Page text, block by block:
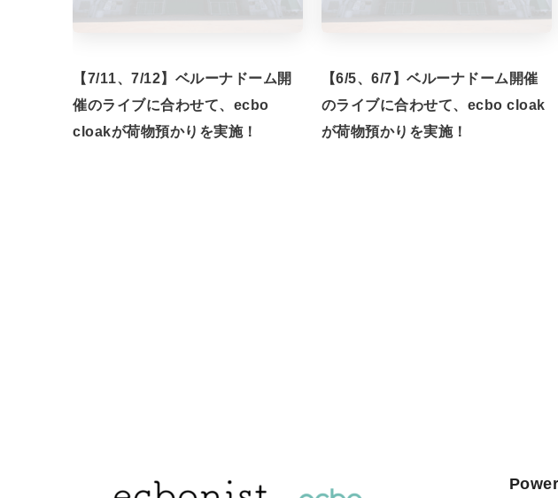
【7/11、7/12】ベルーナドーム開
催のライブに合わせて、ecbo
cloakが荷物預かりを実施！
【6/5、6/7】ベルーナドーム開催
のライブに合わせて、ecbo cloak
が荷物預かりを実施！